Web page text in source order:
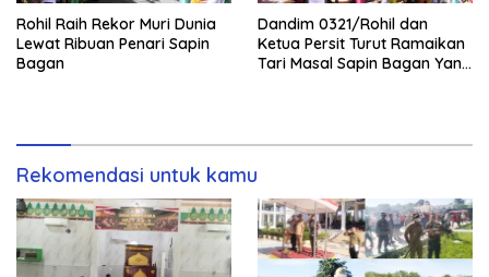
Rohil Raih Rekor Muri Dunia
Lewat Ribuan Penari Sapin
Bagan
Dandim 0321/Rohil dan
Ketua Persit Turut Ramaikan
Tari Masal Sapin Bagan Yang
Rekomendasi untuk kamu